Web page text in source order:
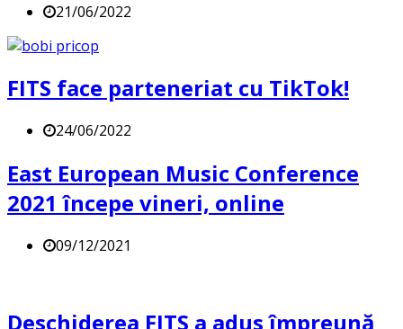
21/06/2022
FITS face parteneriat cu TikTok!
24/06/2022
East European Music Conference
2021 începe vineri, online
09/12/2021
Deschiderea FITS a adus împreună